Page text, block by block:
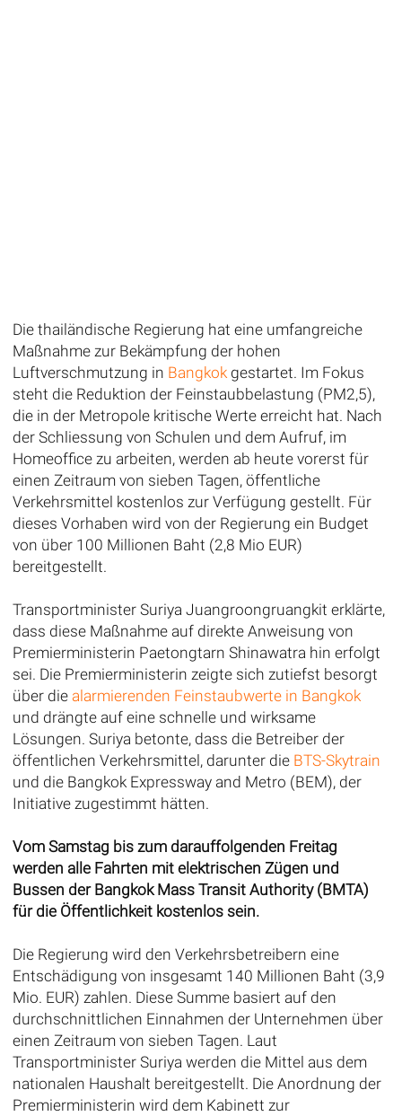
Die thailändische Regierung hat eine umfangreiche
Maßnahme zur Bekämpfung der hohen
Luftverschmutzung in Bangkokgestartet. Im Fokus
steht die Reduktion der Feinstaubbelastung (PM2,5),
die in der Metropole kritische Werte erreicht hat. Nach
der Schliessung von Schulen und dem Aufruf, im
Homeoffice zu arbeiten, werden ab heute vorerst für
einen Zeitraum von sieben Tagen, öffentliche
Verkehrsmittel kostenlos zur Verfügung gestellt. Für
dieses Vorhaben wird von der Regierung ein Budget
von über 100 Millionen Baht (2,8 Mio EUR)
bereitgestellt.
Transportminister Suriya Juangroongruangkit erklärte,
dass diese Maßnahme auf direkte Anweisung von
Premierministerin Paetongtarn Shinawatra hin erfolgt
sei. Die Premierministerin zeigte sich zutiefst besorgt
über die alarmierenden Feinstaubwerte in Bangkok
und drängte auf eine schnelle und wirksame
Lösungen. Suriya betonte, dass die Betreiber der
öffentlichen Verkehrsmittel, darunter die BTS-Skytrain
und die Bangkok Expressway and Metro (BEM), der
Initiative zugestimmt hätten.
Vom Samstag bis zum darauffolgenden Freitag
werden alle Fahrten mit elektrischen Zügen und
Bussen der Bangkok Mass Transit Authority (BMTA)
für die Öffentlichkeit kostenlos sein.
Die Regierung wird den Verkehrsbetreibern eine
Entschädigung von insgesamt 140 Millionen Baht (3,9
Mio. EUR) zahlen. Diese Summe basiert auf den
durchschnittlichen Einnahmen der Unternehmen über
einen Zeitraum von sieben Tagen. Laut
Transportminister Suriya werden die Mittel aus dem
nationalen Haushalt bereitgestellt. Die Anordnung der
Premierministerin wird dem Kabinett zur